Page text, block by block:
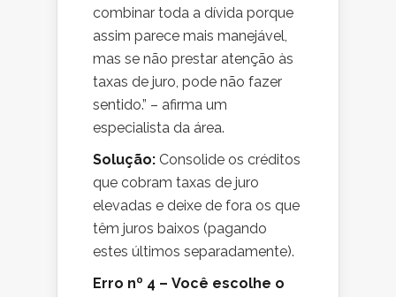
combinar toda a dívida porque
assim parece mais manejável,
mas se não prestar atenção às
taxas de juro, pode não fazer
sentido.” – afirma um
especialista da área.
Solução: Consolide os créditos
que cobram taxas de juro
elevadas e deixe de fora os que
têm juros baixos (pagando
estes últimos separadamente).
Erro nº 4 – Você escolhe o